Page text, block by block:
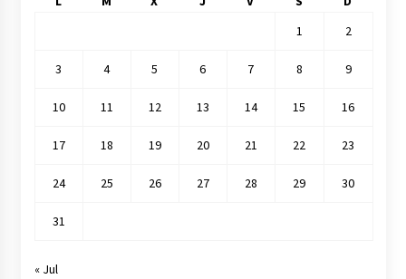
1
2
3 4 5 6 7 8 9
10 11 12 13 14 15 16
17 18 19 20 21 22 23
24 25 26 27 28 29 30
31
« Jul